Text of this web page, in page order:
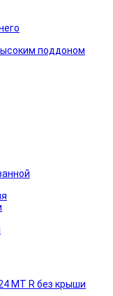
поддоном
MT R без крыши